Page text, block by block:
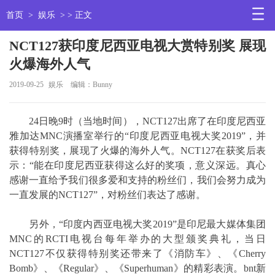
首页 > 娱乐 > > 正文
NCT127获印度尼西亚电视大赏特别奖 展现
火爆海外人气
2019-09-25 娱乐 编辑：Bunny
24日晚9时（当地时间），NCT127出席了在印度尼西亚
雅加达MNC演播室举行的“印度尼西亚电视大奖2019”，并
获得特别奖，展现了火爆的海外人气。NCT127在获奖后表
示：“能在印度尼西亚获得这么好的奖项，意义深远。真心
感谢一直给予我们很多爱和支持的粉丝们，我们会努力成为
一直发展的NCT127”，对粉丝们表达了感谢。
另外，“印度内西亚电视大奖2019”是印尼最大媒体集团
MNC的RCTI电视台每年举办的大型颁奖典礼，当日
NCT127不仅获得特别奖还带来了《消防车》、《Cherry
Bomb》、《Regular》、《Superhuman》的精彩表演。bnt新